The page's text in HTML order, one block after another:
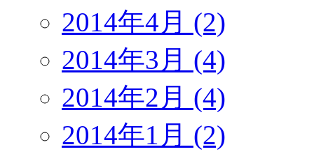
2014年4月 (2)
2014年3月 (4)
2014年2月 (4)
2014年1月 (2)